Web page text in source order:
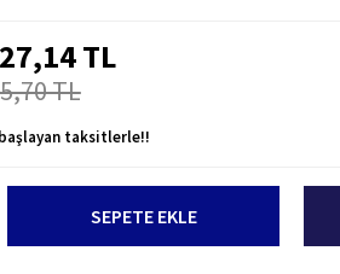
TL
TL
taksitlerle!!
SEPETE EKLE